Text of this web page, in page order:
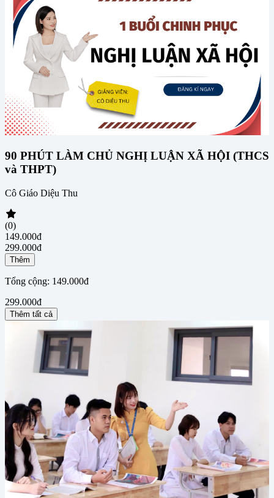
90 PHÚT LÀM CHỦ NGHỊ LUẬN XÃ HỘI (THCS
và THPT)
Cô Giáo Diệu Thu
(0)
149.000đ
299.000đ
Thêm
Tổng cộng: 149.000đ
299.000đ
Thêm tất cả